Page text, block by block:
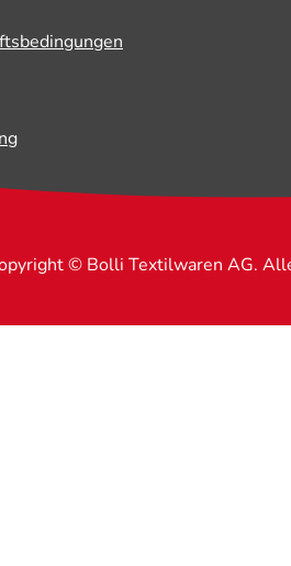
© Bolli Textilwaren AG.